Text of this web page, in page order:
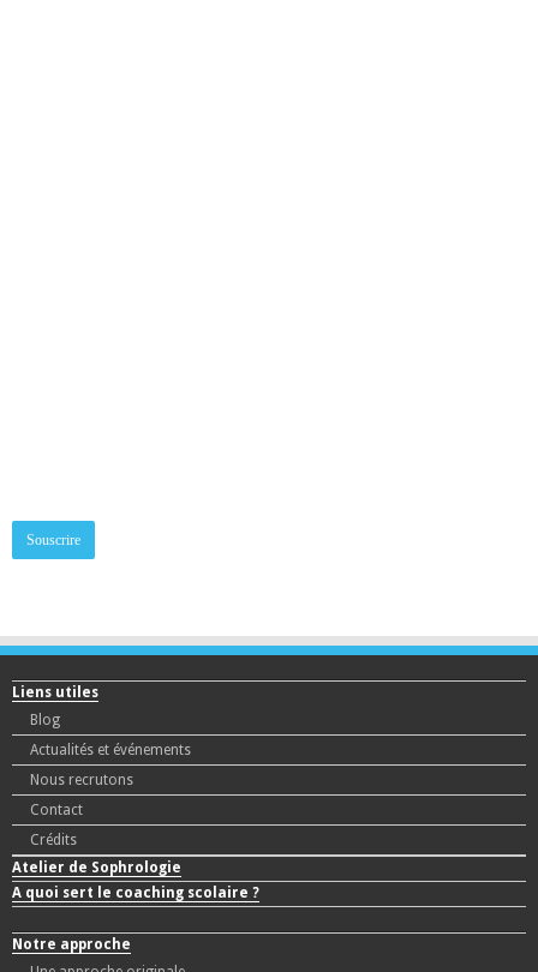
Liens utiles
Blog
Actualités et événements
Nous recrutons
Contact
Crédits
Atelier de Sophrologie
A quoi sert le coaching scolaire ?
Notre approche